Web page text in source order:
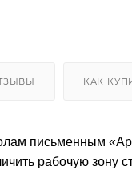
КАК
письменным
рабочую зону